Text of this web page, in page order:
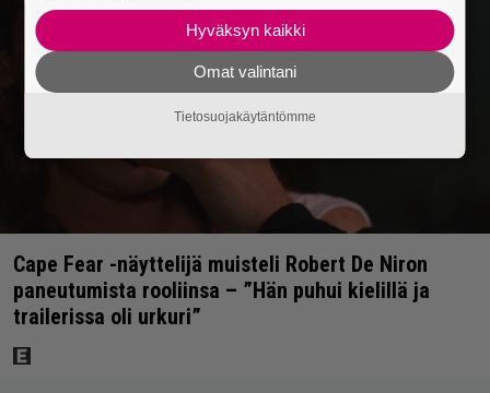
Cape Fear -näyttelijä muisteli Robert De Niron
paneutumista rooliinsa – ”Hän puhui kielillä ja
trailerissa oli urkuri”
Hyväksyn kaikki
Omat valintani
Tietosuojakäytäntömme